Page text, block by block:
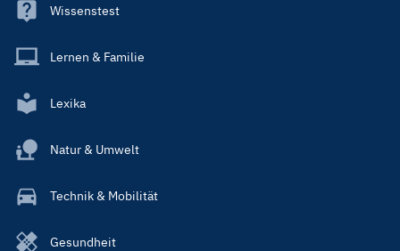
Wissenstest
Lernen & Familie
Lexika
Natur & Umwelt
Technik & Mobilität
Gesundheit